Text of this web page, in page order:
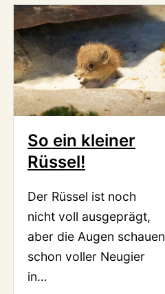
So ein kleiner
Rüssel!
Der Rüssel ist noch
nicht voll ausgeprägt,
aber die Augen schauen
schon voller Neugier
in…